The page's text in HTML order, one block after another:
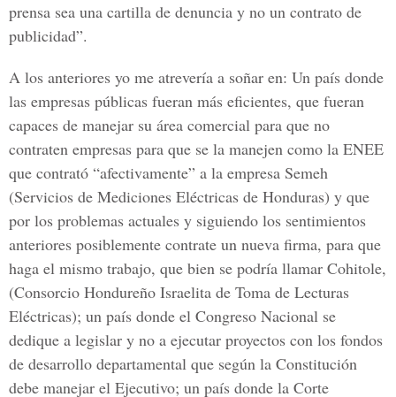
prensa sea una cartilla de denuncia y no un contrato de
publicidad”.
A los anteriores yo me atrevería a soñar en: Un país donde
las empresas públicas fueran más eficientes, que fueran
capaces de manejar su área comercial para que no
contraten empresas para que se la manejen como la ENEE
que contrató “afectivamente” a la empresa Semeh
(Servicios de Mediciones Eléctricas de Honduras) y que
por los problemas actuales y siguiendo los sentimientos
anteriores posiblemente contrate un nueva firma, para que
haga el mismo trabajo, que bien se podría llamar Cohitole,
(Consorcio Hondureño Israelita de Toma de Lecturas
Eléctricas); un país donde el Congreso Nacional se
dedique a legislar y no a ejecutar proyectos con los fondos
de desarrollo departamental que según la Constitución
debe manejar el Ejecutivo; un país donde la Corte